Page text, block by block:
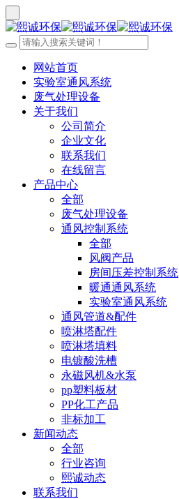
网站首页
实验室通风系统
废气处理设备
关于我们
公司简介
企业文化
联系我们
在线留言
产品中心
全部
废气处理设备
通风控制系统
全部
风阀产品
房间压差控制系统
暖通通风系统
实验室通风系统
通风管道&配件
喷淋塔配件
喷淋塔填料
电镀酸洗槽
永磁风机&水泵
pp塑料板材
PP化工产品
非标加工
新闻动态
全部
行业咨询
熙诚动态
联系我们